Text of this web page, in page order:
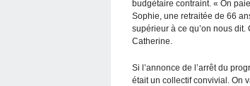
budgétaire contraint. « On
Sophie, une retraitée de 66
supérieur à ce qu’on nous dit.
Catherine.
Si l’annonce de l’arrêt du
était un collectif convivial. On